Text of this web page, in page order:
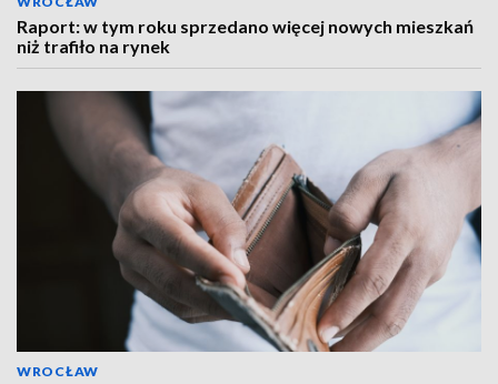
Raport: w tym roku sprzedano więcej nowych mieszkań
niż trafiło na rynek
WROCŁAW